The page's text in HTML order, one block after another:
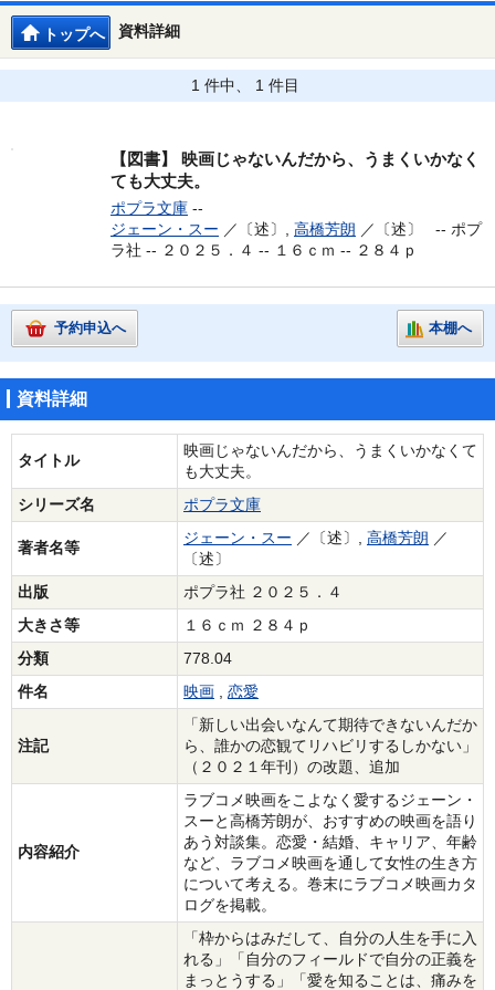
資料詳細
トップへ
1 件中、 1 件目
【図書】
映画じゃないんだから、うまくいかなく
ても大丈夫。
ポプラ文庫 --
ジェーン・スー ／〔述〕, 高橋芳朗 ／〔述〕 -- ポプ
ラ社 -- ２０２５．４ -- １６ｃｍ -- ２８４ｐ
予約申込へ 本棚へ
資料詳細
タイトル
映画じゃないんだから、うまくいかなくて
も大丈夫。
シリーズ名
ポプラ文庫
著者名等
ジェーン・スー ／〔述〕, 高橋芳朗 ／
〔述〕
出版
ポプラ社 ２０２５．４
大きさ等
１６ｃｍ ２８４ｐ
分類
778.04
件名
映画 , 恋愛
注記
「新しい出会いなんて期待できないんだか
ら、誰かの恋観てリハビリするしかない」
（２０２１年刊）の改題、追加
内容紹介
ラブコメ映画をこよなく愛するジェーン・
スーと高橋芳朗が、おすすめの映画を語り
あう対談集。恋愛・結婚、キャリア、年齢
など、ラブコメ映画を通して女性の生き方
について考える。巻末にラブコメ映画カタ
ログを掲載。
「枠からはみだして、自分の人生を手に入
れる」「自分のフィールドで自分の正義を
まっとうする」「愛を知ることは、痛みを